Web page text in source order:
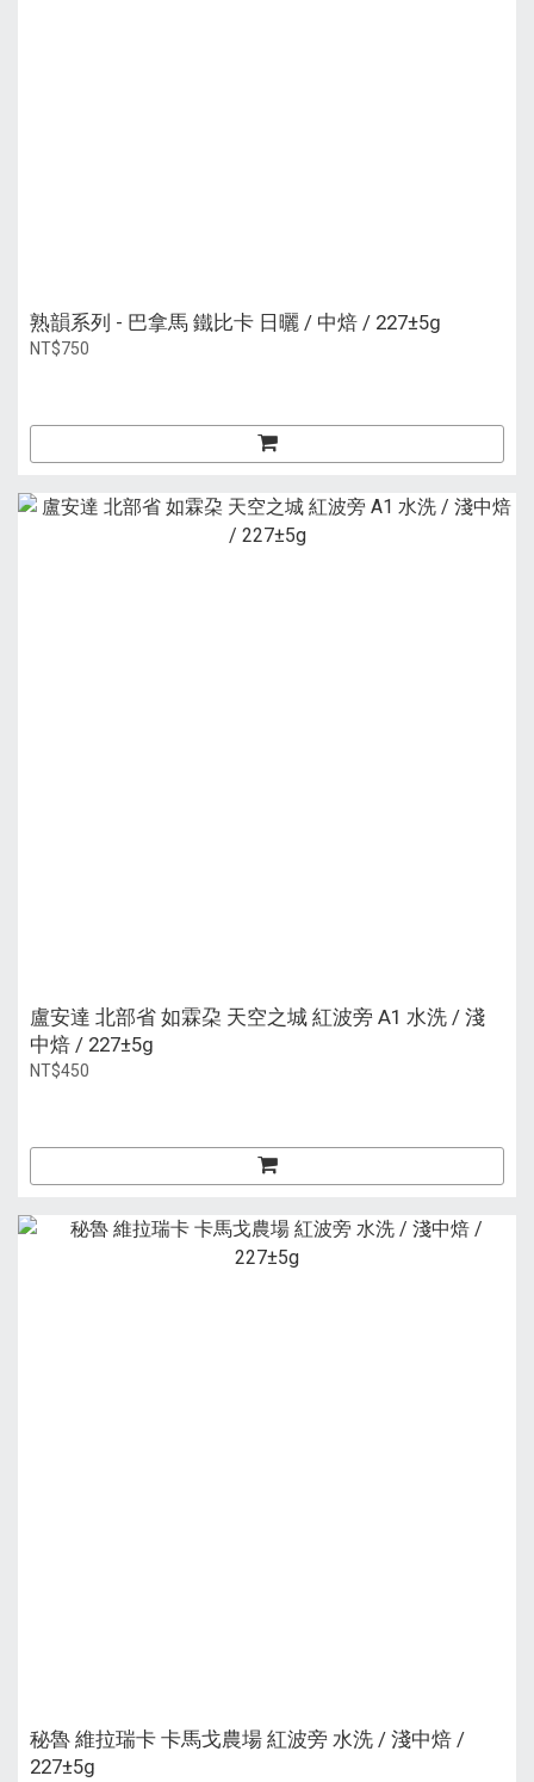
熟韻系列 - 巴拿馬 鐵比卡 日曬 / 中焙 / 227±5g
NT$750
盧安達 北部省 如霖朶 天空之城 紅波旁 A1 水洗 / 淺
中焙 / 227±5g
NT$450
秘魯 維拉瑞卡 卡馬戈農場 紅波旁 水洗 / 淺中焙 /
227±5g